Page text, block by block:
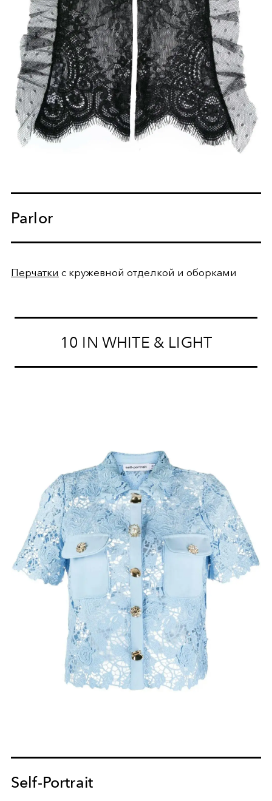
Parlor
Перчатки с кружевной отделкой и оборками
10 IN WHITE & LIGHT
Self-Portrait